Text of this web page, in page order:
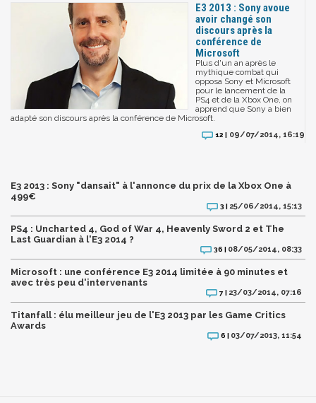
E3 2013 : Sony avoue
avoir changé son
discours après la
conférence de
Microsoft
Plus d'un an après le
mythique combat qui
opposa Sony et Microsoft
pour le lancement de la
PS4 et de la Xbox One, on
apprend que Sony a bien
adapté son discours après la conférence de Microsoft.
12 | 09/07/2014, 16:19
E3 2013 : Sony "dansait" à l'annonce du prix de la Xbox One à
499€
3 | 25/06/2014, 15:13
PS4 : Uncharted 4, God of War 4, Heavenly Sword 2 et The
Last Guardian à l'E3 2014 ?
36 | 08/05/2014, 08:33
Microsoft : une conférence E3 2014 limitée à 90 minutes et
avec très peu d'intervenants
7 | 23/03/2014, 07:16
Titanfall : élu meilleur jeu de l'E3 2013 par les Game Critics
Awards
6 | 03/07/2013, 11:54